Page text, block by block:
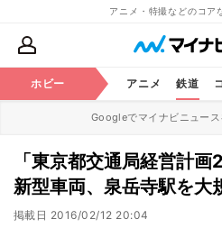
アニメ・特撮などのコア
ホビー アニメ 鉄道
Googleでマイナビニュー
「東京都交通局経営計
新型車両、泉岳寺駅を大
掲載日 2016/02/12 20:04